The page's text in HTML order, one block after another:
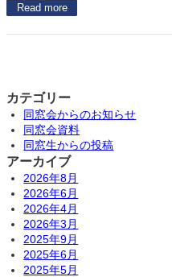
Read more
カテゴリー
同窓会からのお知らせ
同窓会資料
同窓生からの投稿
アーカイブ
2026年8月
2026年6月
2026年4月
2026年3月
2025年9月
2025年6月
2025年5月